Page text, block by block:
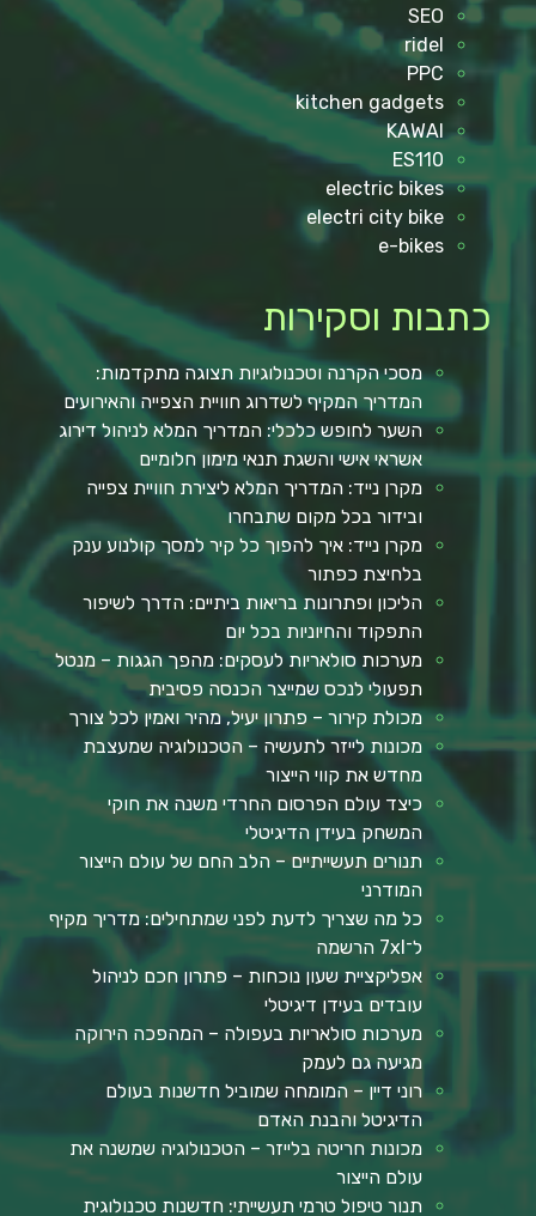
SEO
ridel
PPC
kitchen gadgets
KAWAI
ES110
electric bikes
electri city bike
e-bikes
כתבות וסקירות
מסכי הקרנה וטכנולוגיות תצוגה מתקדמות:
המדריך המקיף לשדרוג חוויית הצפייה והאירועים
השער לחופש כלכלי: המדריך המלא לניהול דירוג
אשראי אישי והשגת תנאי מימון חלומיים
מקרן נייד: המדריך המלא ליצירת חוויית צפייה
ובידור בכל מקום שתבחרו
מקרן נייד: איך להפוך כל קיר למסך קולנוע ענק
בלחיצת כפתור
הליכון ופתרונות בריאות ביתיים: הדרך לשיפור
התפקוד והחיוניות בכל יום
מערכות סולאריות לעסקים: מהפך הגגות – מנטל
תפעולי לנכס שמייצר הכנסה פסיבית
מכולת קירור – פתרון יעיל, מהיר ואמין לכל צורך
מכונות לייזר לתעשיה – הטכנולוגיה שמעצבת
מחדש את קווי הייצור
כיצד עולם הפרסום החרדי משנה את חוקי
המשחק בעידן הדיגיטלי
תנורים תעשייתיים – הלב החם של עולם הייצור
המודרני
כל מה שצריך לדעת לפני שמתחילים: מדריך מקיף
ל־7xl הרשמה
אפליקציית שעון נוכחות – פתרון חכם לניהול
עובדים בעידן דיגיטלי
מערכות סולאריות בעפולה – המהפכה הירוקה
מגיעה גם לעמק
רוני דיין – המומחה שמוביל חדשנות בעולם
הדיגיטל והבנת האדם
מכונות חריטה בלייזר – הטכנולוגיה שמשנה את
עולם הייצור
תנור טיפול טרמי תעשייתי: חדשנות טכנולוגית